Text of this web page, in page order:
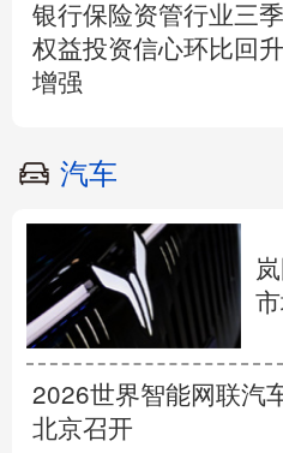
银行保险资管行业三
权益投资信心环比回
增强
汽车
2026世界智能网联汽
北京召开